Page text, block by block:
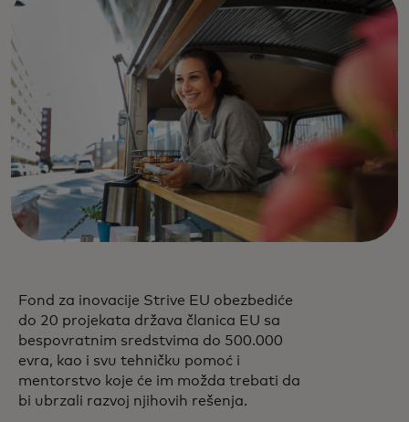
Fond za inovacije Strive EU obezbediće
do 20 projekata država članica EU sa
bespovratnim sredstvima do 500.000
evra, kao i svu tehničku pomoć i
mentorstvo koje će im možda trebati da
bi ubrzali razvoj njihovih rešenja.